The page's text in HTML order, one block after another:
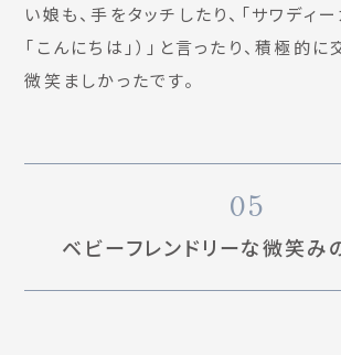
い娘も、手をタッチしたり、「サワディ
「こんにちは」）」と言ったり、積極的
微笑ましかったです。
05
ベビーフレンドリーな微笑み